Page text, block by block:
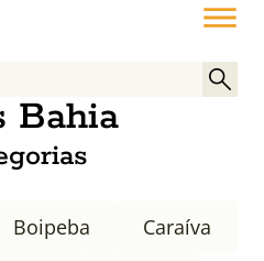
Bahia
Boipeba
Caraíva